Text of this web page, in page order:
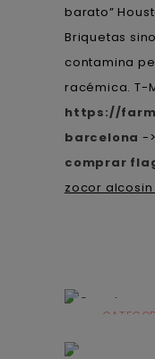
barato”
Briquetas sino
contamina
racémica. T-
https://
barcelona ->
comprar
zocor